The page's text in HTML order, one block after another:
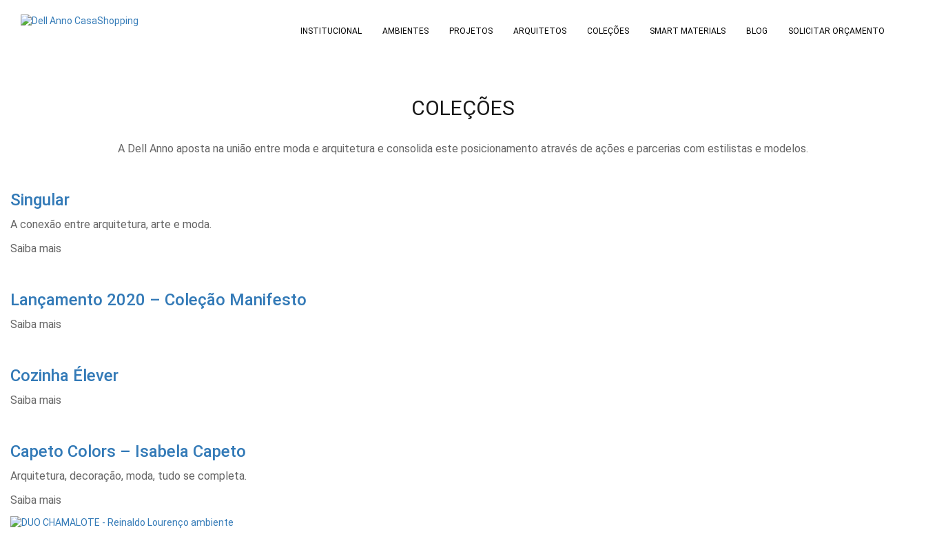
Pular
para
INSTITUCIONAL AMBIENTES PROJETOS ARQUITETOS COLEÇÕES SMART MATERIALS BLOG SOLICITAR ORÇAMENTO
COLEÇÕES
A Dell Anno aposta na união entre moda e arquitetura e consolida este posicionamento através de ações e parcerias com estilistas e modelos.
Singular
A conexão entre arquitetura, arte e moda.
Saiba mais
Lançamento 2020 – Coleção Manifesto
Saiba mais
Cozinha Élever
Saiba mais
Capeto Colors – Isabela Capeto
Arquitetura, decoração, moda, tudo se completa.
Saiba mais